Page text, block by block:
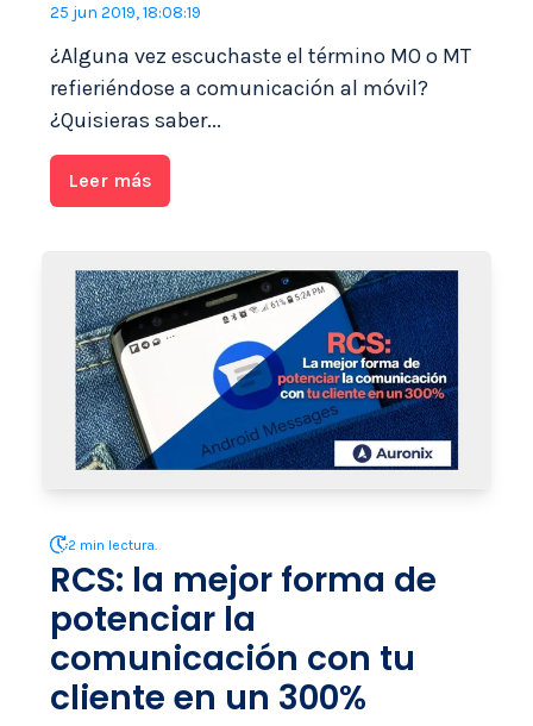
25 jun 2019, 18:08:19
¿Alguna vez escuchaste el término MO o MT
refieriéndose a comunicación al móvil?
¿Quisieras saber...
Leer más
2 min lectura.
RCS: la mejor forma de
potenciar la
comunicación con tu
cliente en un 300%